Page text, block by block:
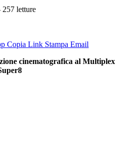
257 letture
Copia Link Stampa Email
cinematografica al Multiplex